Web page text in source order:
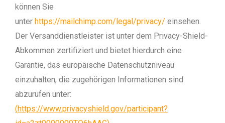
können Sie
unter https://mailchimp.com/legal/privacy/ einsehen.
Der Versanddienstleister ist unter dem Privacy-Shield-
Abkommen zertifiziert und bietet hierdurch eine
Garantie, das europäische Datenschutzniveau
einzuhalten, die zugehörigen Informationen sind
abzurufen unter:
(https://www.privacyshield.gov/participant?